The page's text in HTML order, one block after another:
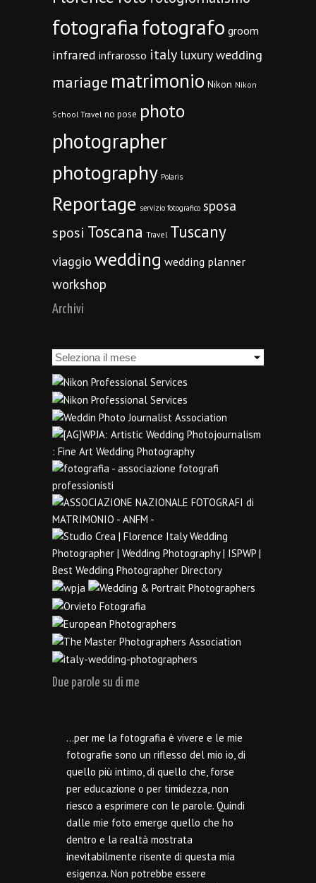
fotografiafotografo groom
infrared infrarosso italy luxury wedding
mariage matrimonio Nikon Nikon
School Travel no pose photo
photographer
photography Polaris
Reportage servizio fotografico sposa
sposi Toscana Travel Tuscany
viaggio wedding wedding planner
workshop
Archivi
Archivi
Due parole su di me
…per me la fotografia è vivere e le mie
fotografie sono un riflesso del mio io, di
quello più intimo, di quello che, forse
per educazione o per timidezza, non
riesco a esprimere con le parole. Quindi
dalle mie foto emerge quello che ho
dentro e la realtà mostrata
inevitabilmente risente di questa mia
esigenza. Non potrebbe essere